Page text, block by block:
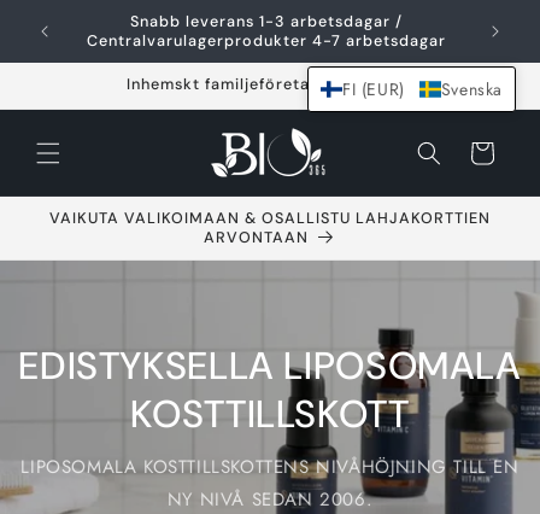
Hoppa över och
gå till innehållet
Snabb leverans 1-3 arbetsdagar /
Centralvarulagerprodukter 4-7 arbetsdagar
Inhemskt familjeföretag sedan 2021
Varukorg
VAIKUTA VALIKOIMAAN & OSALLISTU LAHJAKORTTIEN
ARVONTAAN
EDISTYKSELLA LIPOSOMALA
KOSTTILLSKOTT
LIPOSOMALA KOSTTILLSKOTTENS NIVÅHÖJNING TILL EN
NY NIVÅ SEDAN 2006.
FI (EUR) Svenska